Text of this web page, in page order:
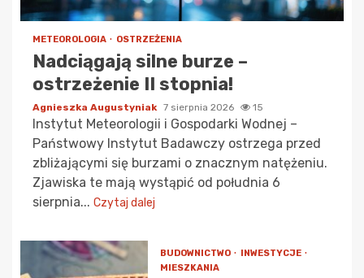
METEOROLOGIA OSTRZEŻENIA
Nadciągają silne burze –
ostrzeżenie II stopnia!
Agnieszka Augustyniak 7 sierpnia 2026 15
Instytut Meteorologii i Gospodarki Wodnej –
Państwowy Instytut Badawczy ostrzega przed
zbliżającymi się burzami o znacznym natężeniu.
Zjawiska te mają wystąpić od południa 6
sierpnia... Czytaj dalej
BUDOWNICTWO
INWESTYCJE
MIESZKANIA